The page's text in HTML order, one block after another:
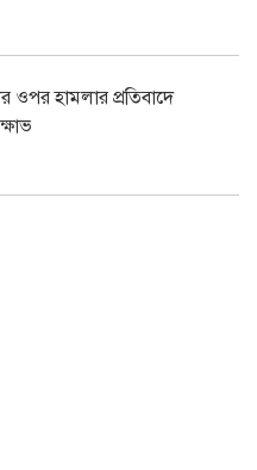
ওপর হামলার প্রতিবাদে